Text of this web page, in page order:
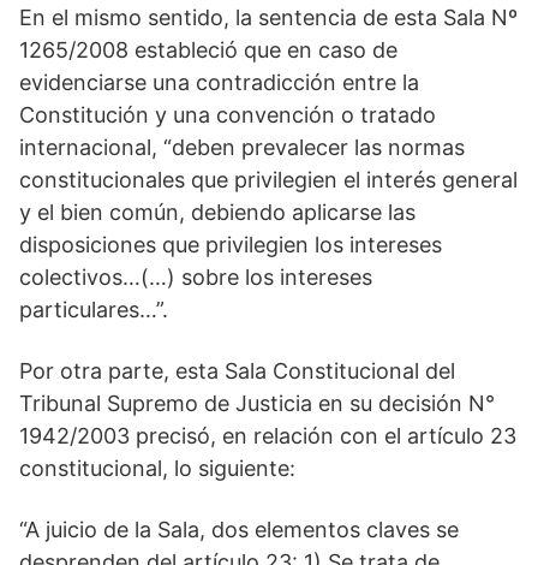
En el mismo sentido, la sentencia de esta Sala Nº
1265/2008 estableció que en caso de
evidenciarse una contradicción entre la
Constitución y una convención o tratado
internacional, “deben prevalecer las normas
constitucionales que privilegien el interés general
y el bien común, debiendo aplicarse las
disposiciones que privilegien los intereses
colectivos…(…) sobre los intereses
particulares…”.
Por otra parte, esta Sala Constitucional del
Tribunal Supremo de Justicia en su decisión N°
1942/2003 precisó, en relación con el artículo 23
constitucional, lo siguiente:
“A juicio de la Sala, dos elementos claves se